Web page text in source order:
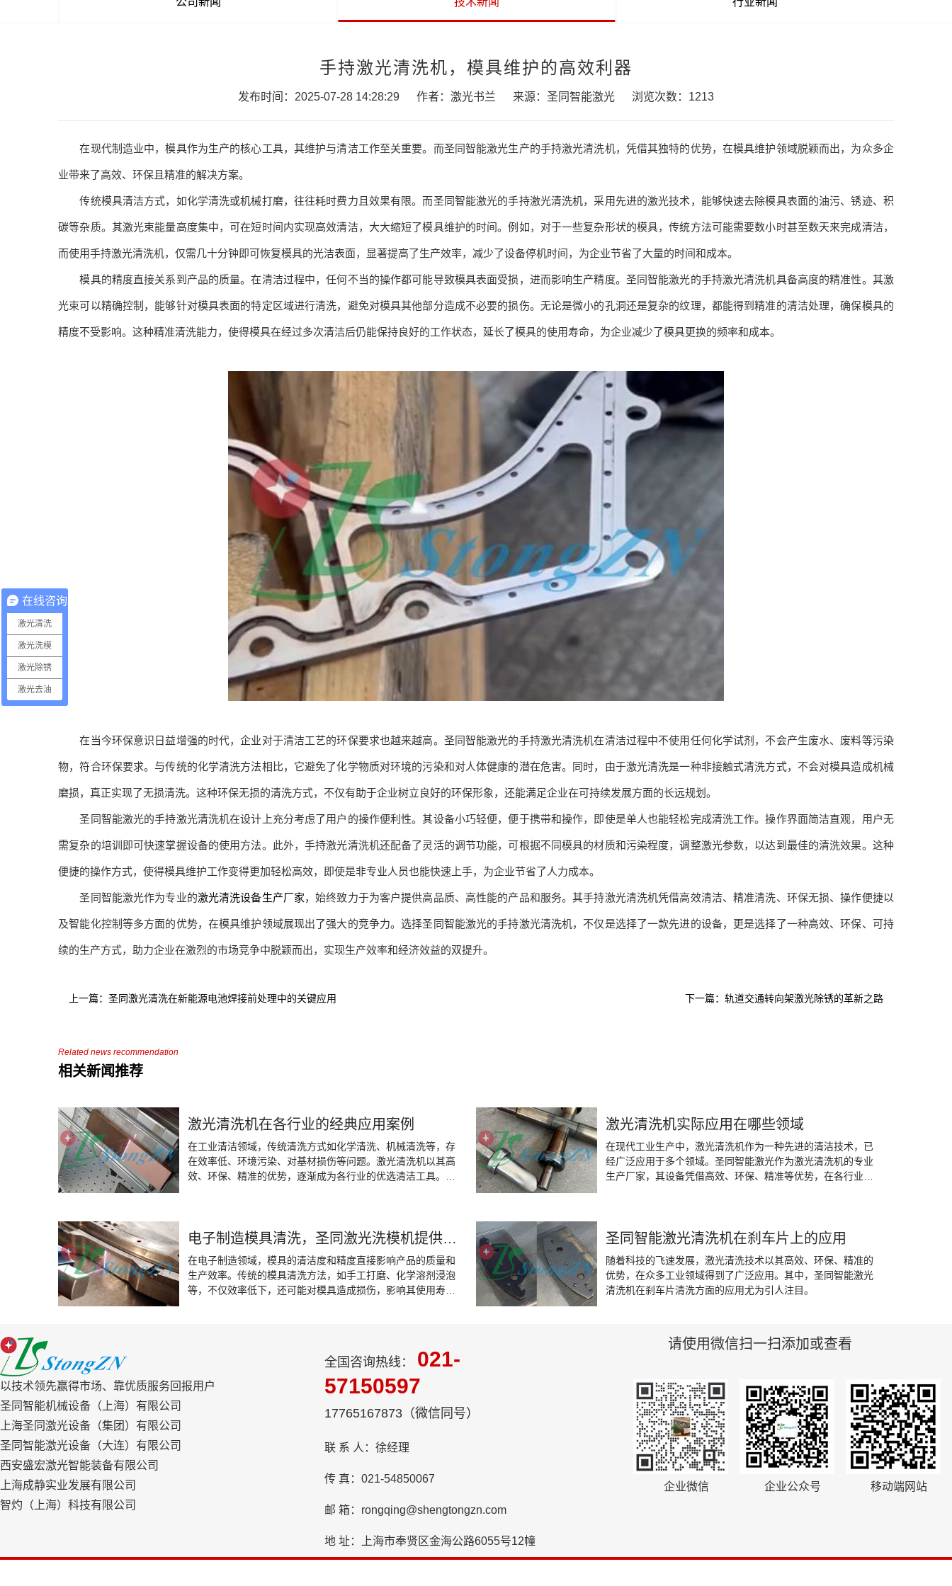
手持激光清洗机，模具维护的高效利器
发布时间：2025-07-28 14:28:29 作者：激光书兰 来源：圣同智能激光 浏览次数：1213
在现代制造业中，模具作为生产的核心工具，其维护与清洁工作至关重要。而圣同智能激光生产的手持激光清洗机，凭借其独特的优势，在模具维护领域脱颖而出，为众多企
业带来了高效、环保且精准的解决方案。
传统模具清洁方式，如化学清洗或机械打磨，往往耗时费力且效果有限。而圣同智能激光的手持激光清洗机，采用先进的激光技术，能够快速去除模具表面的油污、锈迹、积
碳等杂质。其激光束能量高度集中，可在短时间内实现高效清洁，大大缩短了模具维护的时间。例如，对于一些复杂形状的模具，传统方法可能需要数小时甚至数天来完成清洁，
而使用手持激光清洗机，仅需几十分钟即可恢复模具的光洁表面，显著提高了生产效率，减少了设备停机时间，为企业节省了大量的时间和成本。
模具的精度直接关系到产品的质量。在清洁过程中，任何不当的操作都可能导致模具表面受损，进而影响生产精度。圣同智能激光的手持激光清洗机具备高度的精准性。其激
光束可以精确控制，能够针对模具表面的特定区域进行清洗，避免对模具其他部分造成不必要的损伤。无论是微小的孔洞还是复杂的纹理，都能得到精准的清洁处理，确保模具的
精度不受影响。这种精准清洗能力，使得模具在经过多次清洁后仍能保持良好的工作状态，延长了模具的使用寿命，为企业减少了模具更换的频率和成本。
在当今环保意识日益增强的时代，企业对于清洁工艺的环保要求也越来越高。圣同智能激光的手持激光清洗机在清洁过程中不使用任何化学试剂，不会产生废水、废料等污染
物，符合环保要求。与传统的化学清洗方法相比，它避免了化学物质对环境的污染和对人体健康的潜在危害。同时，由于激光清洗是一种非接触式清洗方式，不会对模具造成机械
磨损，真正实现了无损清洗。这种环保无损的清洗方式，不仅有助于企业树立良好的环保形象，还能满足企业在可持续发展方面的长远规划。
圣同智能激光的手持激光清洗机在设计上充分考虑了用户的操作便利性。其设备小巧轻便，便于携带和操作，即使是单人也能轻松完成清洗工作。操作界面简洁直观，用户无
需复杂的培训即可快速掌握设备的使用方法。此外，手持激光清洗机还配备了灵活的调节功能，可根据不同模具的材质和污染程度，调整激光参数，以达到最佳的清洗效果。这种
便捷的操作方式，使得模具维护工作变得更加轻松高效，即使是非专业人员也能快速上手，为企业节省了人力成本。
圣同智能激光作为专业的激光清洗设备生产厂家 ，始终致力于为客户提供高品质、高性能的产品和服务。其手持激光清洗机凭借高效清洁、精准清洗、环保无损、操作便捷以
及智能化控制等多方面的优势，在模具维护领域展现出了强大的竞争力。选择圣同智能激光的手持激光清洗机，不仅是选择了一款先进的设备，更是选择了一种高效、环保、可持
续的生产方式，助力企业在激烈的市场竞争中脱颖而出，实现生产效率和经济效益的双提升。
上一篇：圣同激光清洗在新能源电池焊接前处理中的关键应用 下一篇：轨道交通转向架激光除锈的革新之路
Related news recommendation
相关新闻推荐
激光清洗机在各行业的经典应用案例
在工业清洁领域，传统清洗方式如化学清洗、机械清洗等，存
在效率低、环境污染、对基材损伤等问题。激光清洗机以其高
效、环保、精准的优势，逐渐成为各行业的优选清洁工具。圣
激光清洗机实际应用在哪些领域
在现代工业生产中，激光清洗机作为一种先进的清洁技术，已
经广泛应用于多个领域。圣同智能激光作为激光清洗机的专业
生产厂家，其设备凭借高效、环保、精准等优势，在各行业中
电子制造模具清洗，圣同激光洗模机提供精准解决方案
在电子制造领域，模具的清洁度和精度直接影响产品的质量和
生产效率。传统的模具清洗方法，如手工打磨、化学溶剂浸泡
等，不仅效率低下，还可能对模具造成损伤，影响其使用寿
圣同智能激光清洗机在刹车片上的应用
随着科技的飞速发展，激光清洗技术以其高效、环保、精准的
优势，在众多工业领域得到了广泛应用。其中，圣同智能激光
清洗机在刹车片清洗方面的应用尤为引人注目。
以技术领先赢得市场、靠优质服务回报用户
圣同智能机械设备（上海）有限公司
上海圣同激光设备（集团）有限公司
圣同智能激光设备（大连）有限公司
西安盛宏激光智能装备有限公司
上海成静实业发展有限公司
智灼（上海）科技有限公司
全国咨询热线： 021-
57150597
17765167873（微信同号）
联 系 人：徐经理
传 真：021-54850067
邮 箱：rongqing@shengtongzn.com
地 址：上海市奉贤区金海公路6055号12幢
请使用微信扫一扫添加或查看
企业微信 企业公众号 移动端网站
在线咨询
激光清洗
激光洗模
激光除锈
激光去油